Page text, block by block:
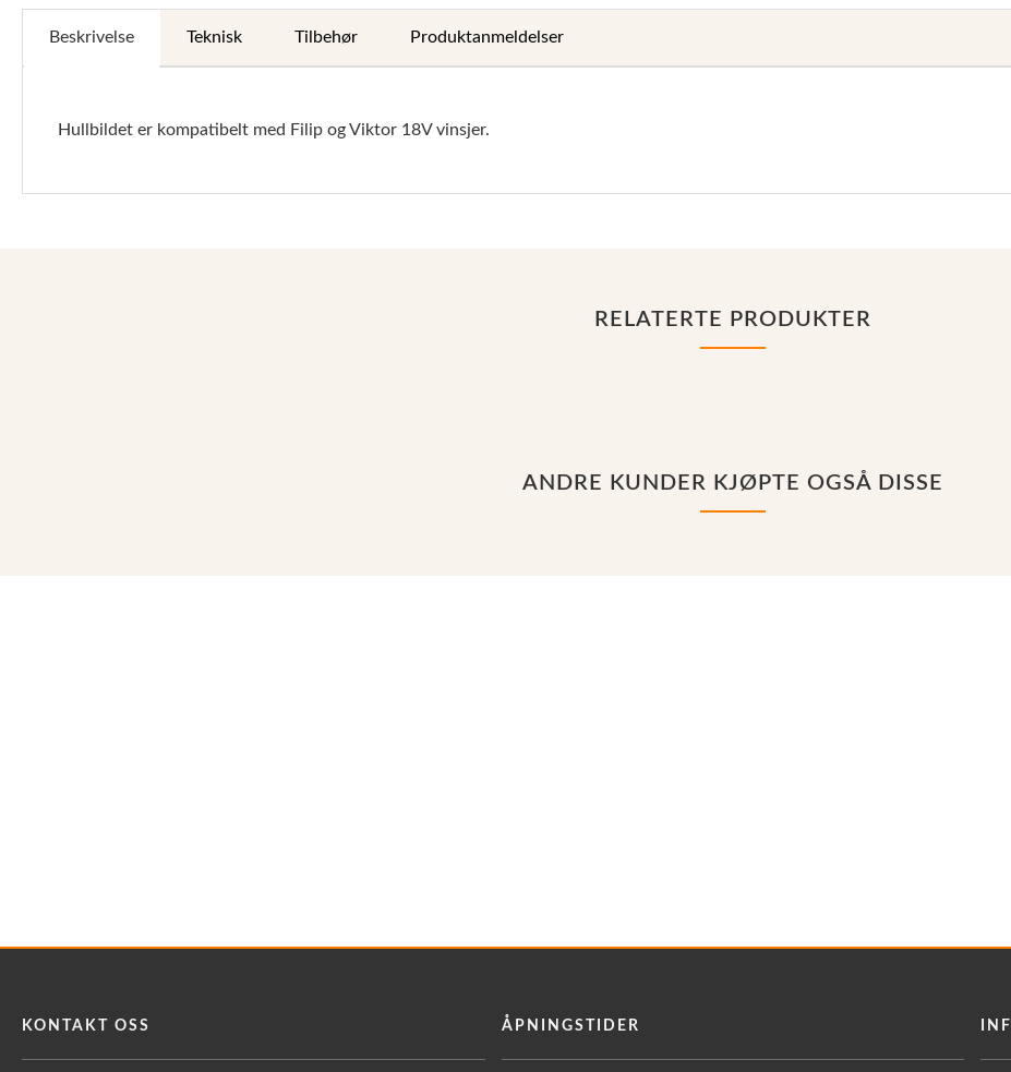
Beskrivelse Teknisk Tilbehør Produktanmeldelser
Hullbildet er kompatibelt med Filip og Viktor 18V vinsjer.
RELATERTE PRODUKTER
ANDRE KUNDER KJØPTE OGSÅ DISSE
KONTAKT OSS ÅPNINGSTIDER